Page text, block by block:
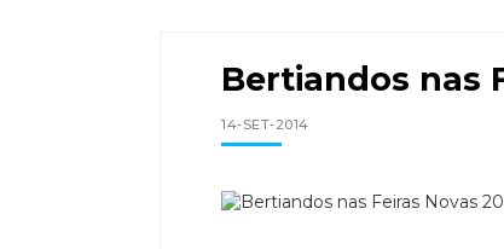
Bertiandos nas
14-SET-2014